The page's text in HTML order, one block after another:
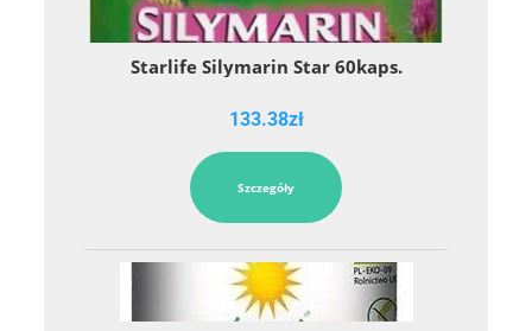
Starlife Silymarin Star 60kaps.
133.38zł
Szczegóły